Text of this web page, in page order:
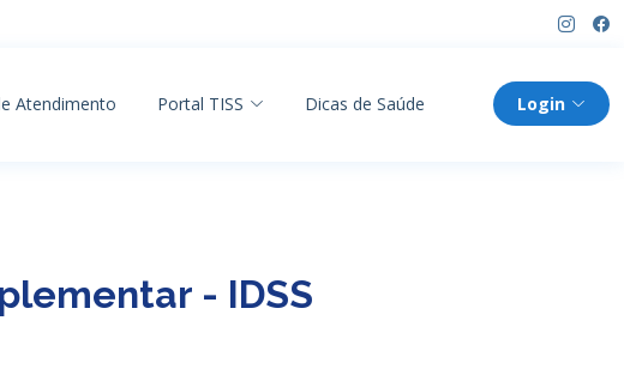
Atendimento Portal TISS Dicas de Saúde Login
- IDSS